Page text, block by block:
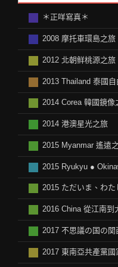
＊正咩寫真＊
2008 摩托車環島之旅
2012 北朝鲜桃源之
2013 Thailand 泰國
2014 Corea 韓國鏡像
2014 港澳星光之旅
2015 Myanmar 遙遠
2015 Ryukyu ●
2015 ただいま、わた
2016 China 從江南到
2017 不思議の国の関
2017 東南亞共產黨